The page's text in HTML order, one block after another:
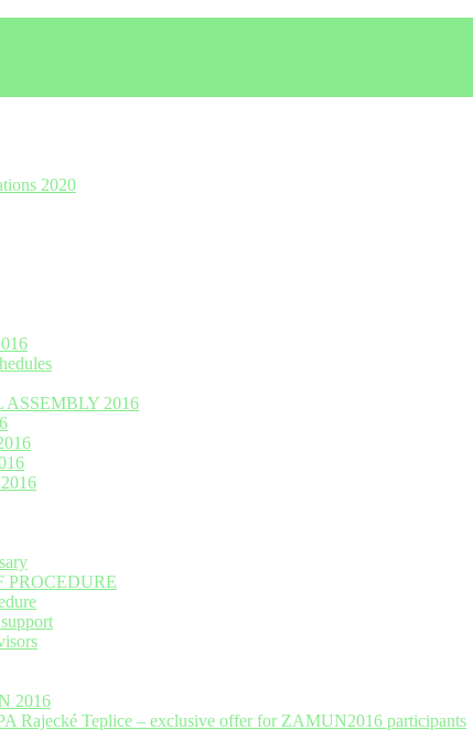
2020
ASSEMBLY 2016
PROCEDURE
2016
Rajecké Teplice – exclusive offer for ZAMUN2016 participants